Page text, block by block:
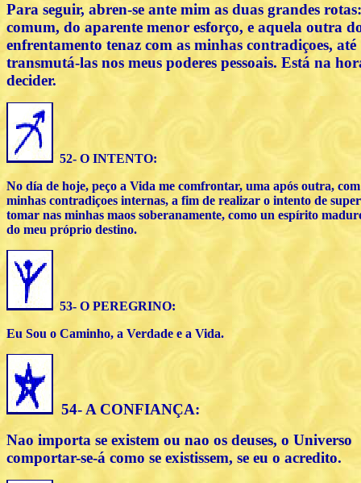
Para seguir, abren-se ante mim as duas grandes
comum, do aparente menor esforço, e aquela outra
enfrentamento tenaz com as minhas contradiçoes, até
transmutá-las nos meus poderes pessoais. Está na
decider.
52- O INTENTO:
No día de hoje, peço a Vida me comfrontar, uma após outra, com
minhas contradiçoes internas, a fim de realizar o intento de
tomar nas minhas maos soberanamente, como un espírito
do meu próprio destino.
53- O PEREGRINO:
Eu Sou o Caminho, a Verdade e a Vida.
54- A CONFIANÇA:
Nao importa se existem ou nao os deuses, o Universo
comportar-se-á como se existissem, se eu o acredito.